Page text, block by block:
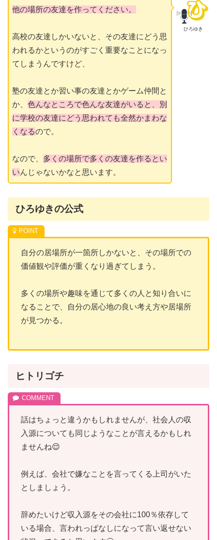
ひろゆき
他の場所の友達を作ってください。
高校の友達しかいないと、その友達にどう思
われるかというのがすごく重要なことになっ
てしまうんですけど、
塾の友達とか習い事の友達とかゲーム仲間と
か、 色んなところで色んな友達がいると、別
に学校の友達にどう思われても全然かまわな
くなるので。
なので、 多くの場所で多くの友達を作るとい
いんじゃないかなと思います。
ひろゆきの公式
自分の居場所が一箇所しかないと、その場所での
価値観や評価が重くなり過ぎてしまう。
多くの場所や趣味を通じて多くの人と知り合いに
なることで、自分の居心地の良い考え方や居場所
が見つかる。
ヒトリゴチ
話はちょっと違うかもしれませんが、社会人の収
入源についても同じようなことが言えるかもしれ
ませんね😌
例えば、会社で嫌なことを言ってくる上司がいた
としましょう。
辞めたいけど収入源をその会社に100％依存して
いる場合、言われっぱなしになって言い返せない